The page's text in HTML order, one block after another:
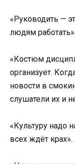
«Руководить —
людям работать».
«Костюм
организует.
новости в
слушатели их и
«Культуру надо
всех ждёт крах».